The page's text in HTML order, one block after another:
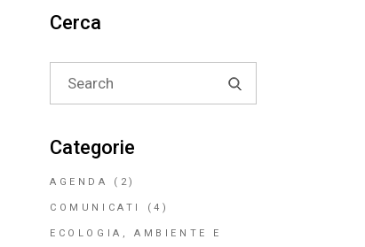
Cerca
for:
Categorie
AGENDA (2)
COMUNICATI (4)
ECOLOGIA, AMBIENTE E